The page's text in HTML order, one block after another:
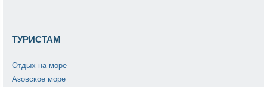
ТУРИСТАМ
Отдых на море
Азовское море